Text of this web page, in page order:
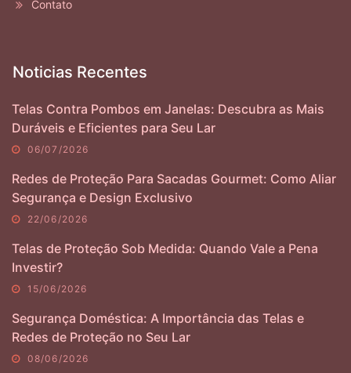
Contato
Noticias Recentes
Telas Contra Pombos em Janelas: Descubra as Mais
Duráveis e Eficientes para Seu Lar
06/07/2026
Redes de Proteção Para Sacadas Gourmet: Como Aliar
Segurança e Design Exclusivo
22/06/2026
Telas de Proteção Sob Medida: Quando Vale a Pena
Investir?
15/06/2026
Segurança Doméstica: A Importância das Telas e
Redes de Proteção no Seu Lar
08/06/2026